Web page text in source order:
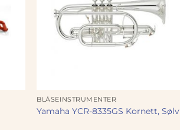
BLÅSEINSTRUMENTER
Yamaha YCR-8335GS Kornett, Sølv